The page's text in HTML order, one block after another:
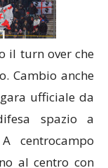
il turn over che
Cambio anche
ufficiale da
spazio a
centrocampo
al centro con